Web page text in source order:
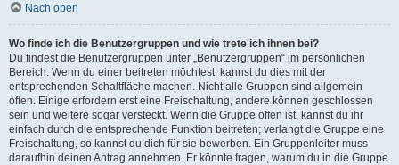
Nach oben
Wo finde ich die Benutzergruppen und wie trete ich ihnen bei?
Du findest die Benutzergruppen unter „Benutzergruppen“ im persönlichen
Bereich. Wenn du einer beitreten möchtest, kannst du dies mit der
entsprechenden Schaltfläche machen. Nicht alle Gruppen sind allgemein
offen. Einige erfordern erst eine Freischaltung, andere können geschlossen
sein und weitere sogar versteckt. Wenn die Gruppe offen ist, kannst du ihr
einfach durch die entsprechende Funktion beitreten; verlangt die Gruppe eine
Freischaltung, so kannst du dich für sie bewerben. Ein Gruppenleiter muss
daraufhin deinen Antrag annehmen. Er könnte fragen, warum du in die Gruppe